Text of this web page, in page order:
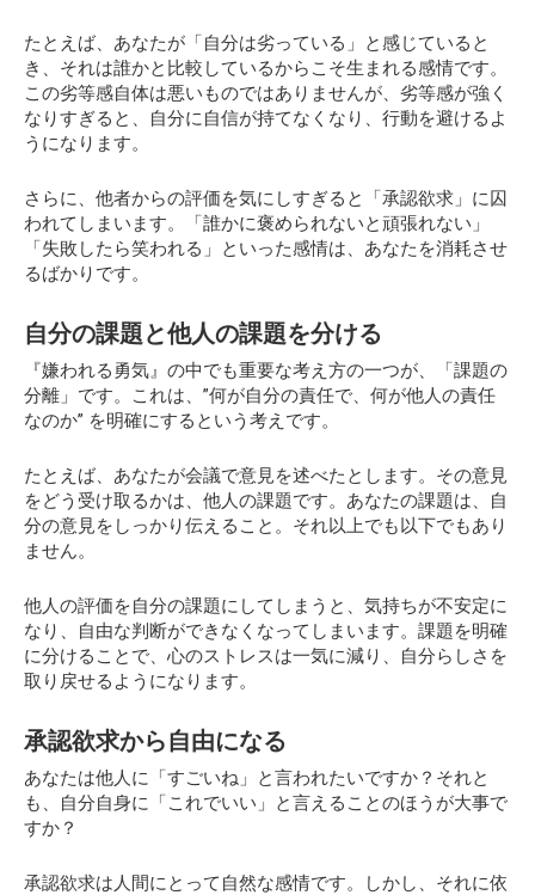
たとえば、あなたが「自分は劣っている」と感じていると
き、それは誰かと比較しているからこそ生まれる感情です。
この劣等感自体は悪いものではありませんが、劣等感が強く
なりすぎると、自分に自信が持てなくなり、行動を避けるよ
うになります。
さらに、他者からの評価を気にしすぎると「承認欲求」に囚
われてしまいます。「誰かに褒められないと頑張れない」
「失敗したら笑われる」といった感情は、あなたを消耗させ
るばかりです。
自分の課題と他人の課題を分ける
『嫌われる勇気』の中でも重要な考え方の一つが、「課題の
分離」です。これは、”何が自分の責任で、何が他人の責任
なのか” を明確にするという考えです。
たとえば、あなたが会議で意見を述べたとします。その意見
をどう受け取るかは、他人の課題です。あなたの課題は、自
分の意見をしっかり伝えること。それ以上でも以下でもあり
ません。
他人の評価を自分の課題にしてしまうと、気持ちが不安定に
なり、自由な判断ができなくなってしまいます。課題を明確
に分けることで、心のストレスは一気に減り、自分らしさを
取り戻せるようになります。
承認欲求から自由になる
あなたは他人に「すごいね」と言われたいですか？それと
も、自分自身に「これでいい」と言えることのほうが大事で
すか？
承認欲求は人間にとって自然な感情です。しかし、それに依